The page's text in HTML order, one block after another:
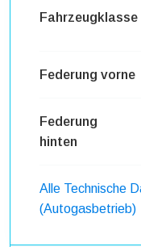
Fahrzeugklasse
Federung vorne
Federung
hinten
Alle Technische
(Autogasbetrieb)